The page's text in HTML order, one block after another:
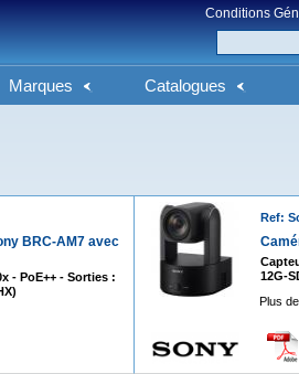
Conditions
Marques Catalogues
BRC-AM7 avec
- PoE++ - Sorties :
Ref:
12G-
Plus